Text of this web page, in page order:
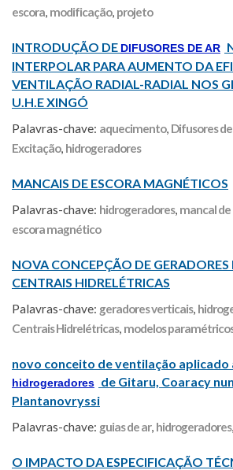
escora, modificação, projeto
INTRODUÇÃO DE DIFUSORES DE AR
INTERPOLAR PARA AUMENTO DA
VENTILAÇÃO RADIAL-RADIAL NOS
U.H.E XINGÓ
Palavras-chave: aquecimento, Difusores
Excitação, hidrogeradores
MANCAIS DE ESCORA MAGNÉTICOS
Palavras-chave: hidrogeradores, mancal de
escora magnético
NOVA CONCEPÇÃO DE GERADORES
CENTRAIS HIDRELÉTRICAS
Palavras-chave: geradores verticais,
Centrais Hidrelétricas, modelos
novo conceito de ventilação aplicado
hidrogeradores de Gitaru, Coaracy
Plantanovryssi
Palavras-chave: guias de ar, hidrogeradores,
O IMPACTO DA ESPECIFICAÇÃO